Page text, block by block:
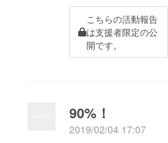
こちらの活動報告
は支援者限定の公
開です。
90%！
2019/02/04 17:07